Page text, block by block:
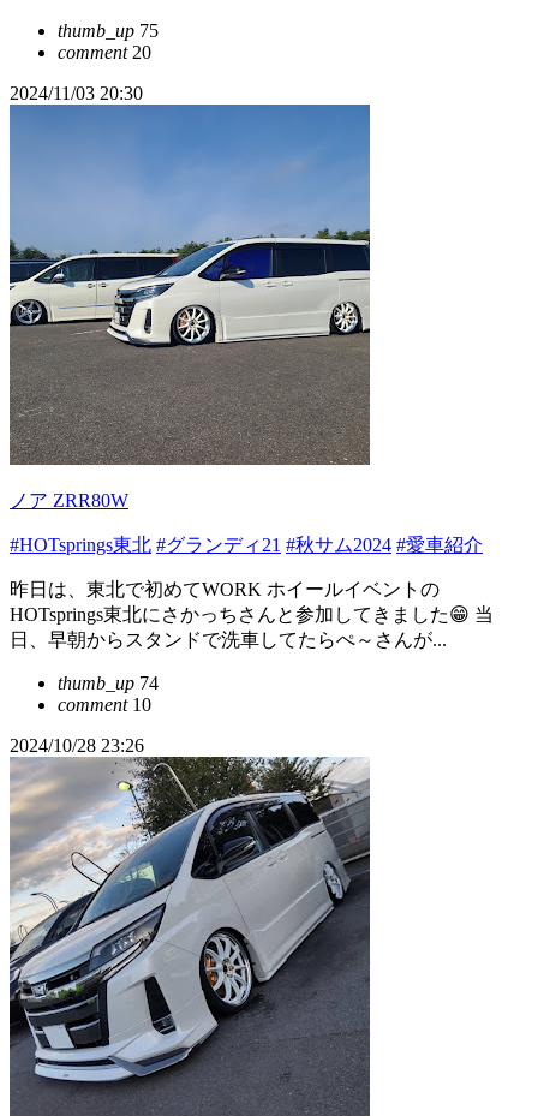
thumb_up 75
comment20
2024/11/03 20:30
ノア ZRR80W
#HOTsprings東北 #グランディ21 #秋サム2024 #愛車紹介
昨日は、東北で初めてWORK ホイールイベントの
HOTsprings東北にさかっちさんと参加してきました😁 当
日、早朝からスタンドで洗車してたらぺ～さんが...
thumb_up 74
comment10
2024/10/28 23:26